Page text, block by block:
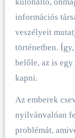
információs
veszélyeit
történetben.
belőle, az is
kapni.
Az emberek
nyilvánvalóan
problémát,